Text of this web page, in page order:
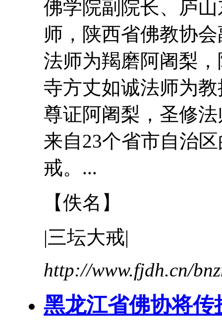
佛学院副院长、庐
师，陕西省佛教协
法师为羯磨阿阇梨
寺方丈如诚法师为
尊证阿阇梨，圣修
来自23个省市自治
戒。...
【佚名】
|三坛大戒|
http://www.fjdh.cn/
黑龙江省佛协将传